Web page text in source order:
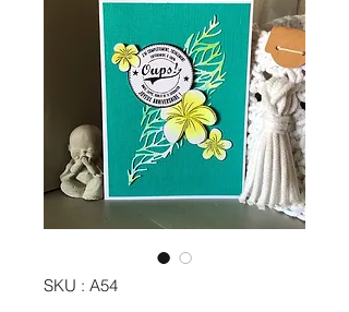
SKU : A54